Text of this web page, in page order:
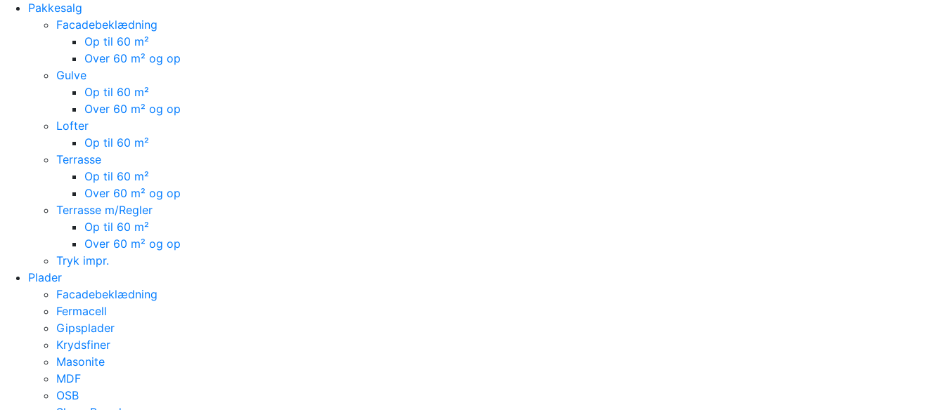
Pakkesalg
Facadebeklædning
Op til 60 m²
Over 60 m² og op
Gulve
Op til 60 m²
Over 60 m² og op
Lofter
Op til 60 m²
Terrasse
Op til 60 m²
Over 60 m² og op
Terrasse m/Regler
Op til 60 m²
Over 60 m² og op
Tryk impr.
Plader
Facadebeklædning
Fermacell
Gipsplader
Krydsfiner
Masonite
MDF
OSB